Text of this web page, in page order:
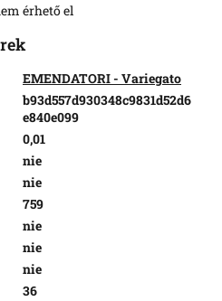
érhető el
EMENDATORI - Variegato
b93d557d930348c9831d52d6
e840e099
0,01
nie
nie
759
nie
nie
nie
36